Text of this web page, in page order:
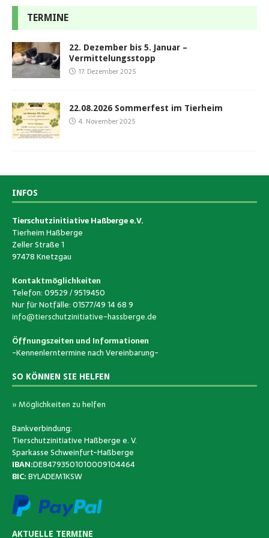
TERMINE
22. Dezember bis 5. Januar –
Vermittelungsstopp
17. Dezember 2025
22.08.2026 Sommerfest im Tierheim
4. November 2025
INFOS
Tierschutzinitiative Haßberge e.V.
Tierheim Haßberge
Zeller Straße 1
97478 Knetzgau
Kontaktmöglichkeiten
Telefon: 09529 / 9519450
Nur für Notfälle: 01577/49 14 68 9
info@tierschutzinitiative-hassberge.de
Öffnungszeiten und Informationen
-Kennenlerntermine nach Vereinbarung-
SO KÖNNEN SIE HELFEN
» Möglichkeiten zu helfen
Bankverbindung:
Tierschutzinitiative Haßberge e. V.
Sparkasse Schweinfurt-Haßberge
IBAN:DE84793501010009104464
BIC:BYLADEM1KSW
AKTUELLE TERMINE